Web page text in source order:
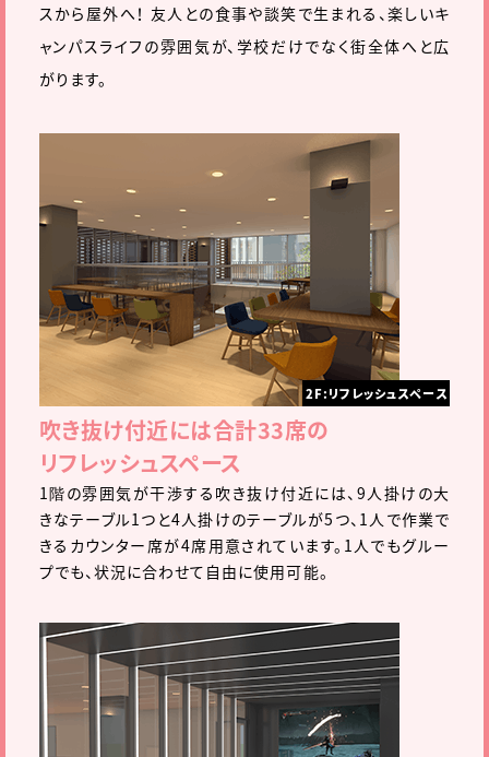
スから屋外へ！ 友人との食事や談笑で生まれる、楽しいキ
ャンパスライフの雰囲気が、学校だけでなく街全体へと広
がります。
2F:リフレッシュスペース
吹き抜け付近には合計33席の
リフレッシュスペース
1階の雰囲気が干渉する吹き抜け付近には、9人掛けの大
きなテーブル1つと4人掛けのテーブルが5つ、1人で作業で
きるカウンター席が4席用意されています。1人でもグルー
プでも、状況に合わせて自由に使用可能。